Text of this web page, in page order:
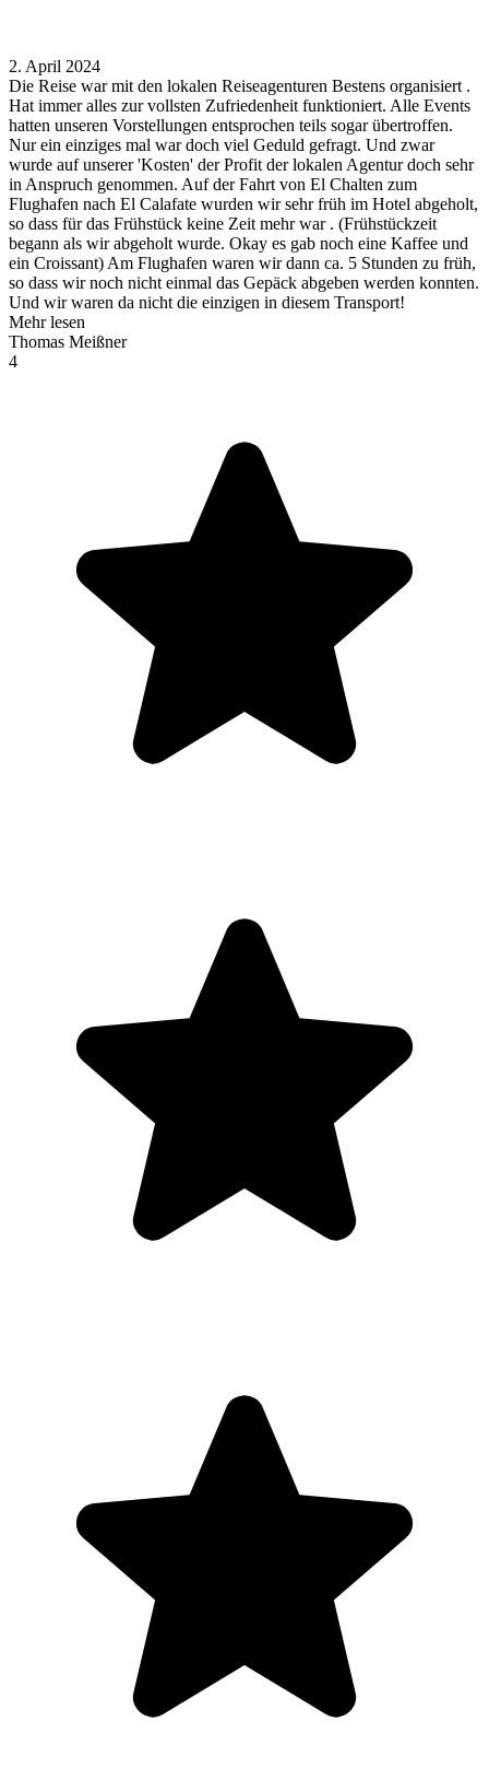
2. April 2024
Die Reise war mit den lokalen Reiseagenturen Bestens organisiert .
Hat immer alles zur vollsten Zufriedenheit funktioniert. Alle Events
hatten unseren Vorstellungen entsprochen teils sogar übertroffen.
Nur ein einziges mal war doch viel Geduld gefragt. Und zwar
wurde auf unserer 'Kosten' der Profit der lokalen Agentur doch sehr
in Anspruch genommen. Auf der Fahrt von El Chalten zum
Flughafen nach El Calafate wurden wir sehr früh im Hotel abgeholt,
so dass für das Frühstück keine Zeit mehr war . (Frühstückzeit
begann als wir abgeholt wurde. Okay es gab noch eine Kaffee und
ein Croissant) Am Flughafen waren wir dann ca. 5 Stunden zu früh,
so dass wir noch nicht einmal das Gepäck abgeben werden konnten.
Und wir waren da nicht die einzigen in diesem Transport!
Mehr lesen
Thomas Meißner
4